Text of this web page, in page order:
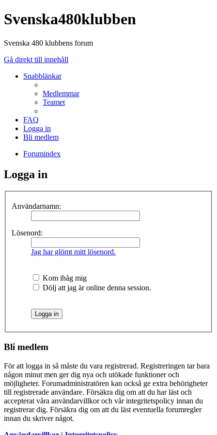
Svenska480klubben
Svenska 480 klubbens forum
Gå direkt till innehåll
Snabblänkar
Medlemmar
Teamet
FAQ
Logga in
Bli medlem
Forumindex
Logga in
Användarnamn:
Lösenord:
Jag har glömt mitt lösenord.
Kom ihåg mig
Dölj att jag är online denna session.
Bli medlem
För att logga in så måste du vara registrerad. Registreringen tar bara
någon minut men ger dig nya och utökade funktioner och
möjligheter. Forumadministratören kan också ge extra behörigheter
till registrerade användare. Försäkra dig om att du har läst och
accepterat våra användarvillkor och vår integritetspolicy innan du
registrerar dig. Försäkra dig om att du läst eventuella forumregler
innan du skriver något.